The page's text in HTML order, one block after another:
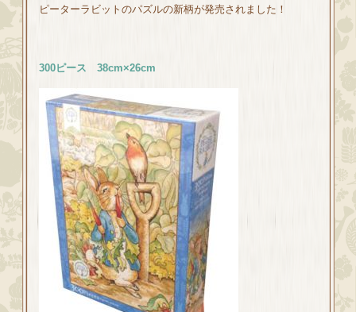
ピーターラビットのパズルの新柄が発売されました！
300ピース38cm×26cm